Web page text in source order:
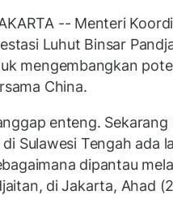
-- Menteri
Luhut Binsar
mengembangkan
China.
enteng.
Sulawesi Tengah ada
dipantau
di Jakarta, Ahad